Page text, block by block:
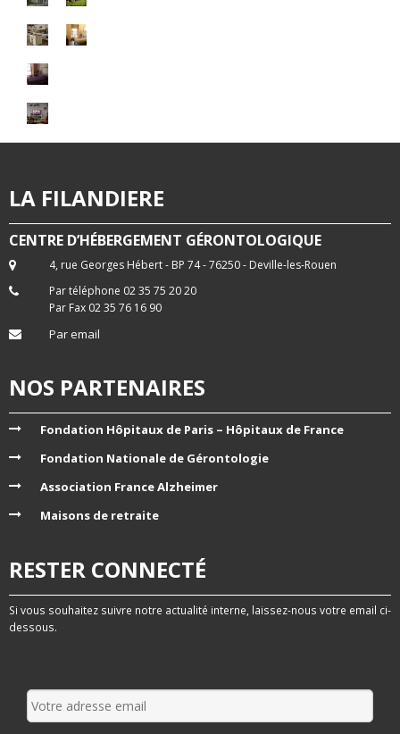
LA FILANDIERE
CENTRE D’HÉBERGEMENT GÉRONTOLOGIQUE
4, rue Georges Hébert - BP 74 - 76250 - Deville-les-Rouen
Par téléphone 02 35 75 20 20
Par Fax 02 35 76 16 90
Par email
NOS PARTENAIRES
Fondation Hôpitaux de Paris – Hôpitaux de France
Fondation Nationale de Gérontologie
Association France Alzheimer
Maisons de retraite
RESTER CONNECTÉ
Si vous souhaitez suivre notre actualité interne, laissez-nous votre email ci-
dessous.